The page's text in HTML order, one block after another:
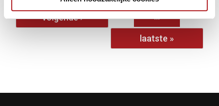
…
volgende ›
laatste »